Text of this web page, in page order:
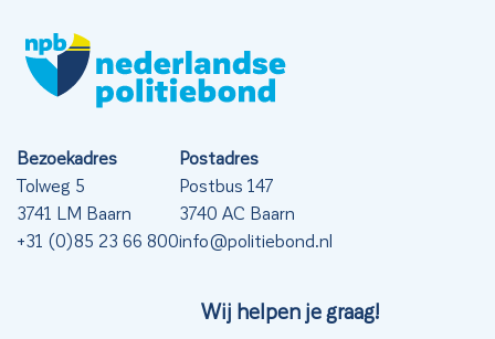
Bezoekadres
Tolweg 5
3741 LM Baarn
+31 (0)85 23 66 800
Postadres
Postbus 147
3740 AC Baarn
info@politiebond.nl
Wij helpen je graag!